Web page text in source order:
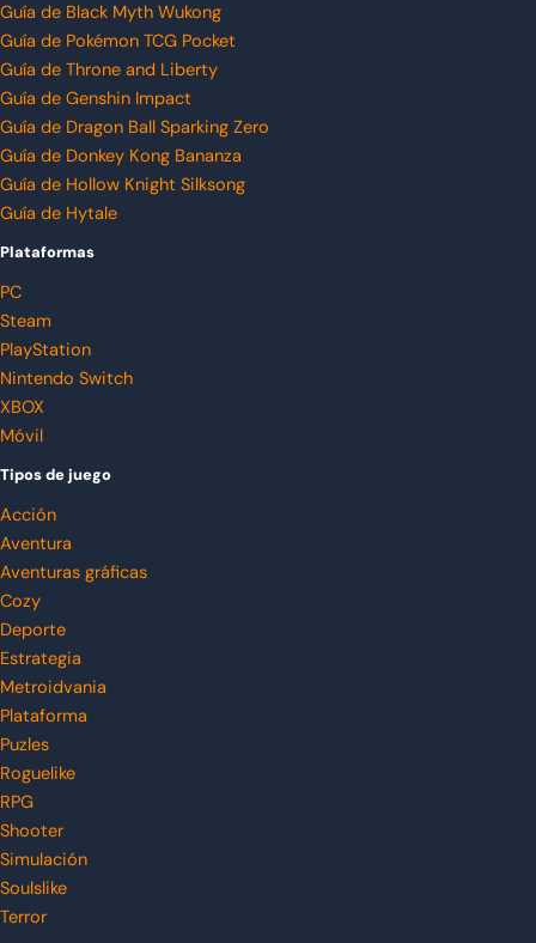
Guía de Black Myth Wukong
Guía de Pokémon TCG Pocket
Guía de Throne and Liberty
Guía de Genshin Impact
Guía de Dragon Ball Sparking Zero
Guía de Donkey Kong Bananza
Guía de Hollow Knight Silksong
Guía de Hytale
Plataformas
PC
Steam
PlayStation
Nintendo Switch
XBOX
Móvil
Tipos de juego
Acción
Aventura
Aventuras gráficas
Cozy
Deporte
Estrategia
Metroidvania
Plataforma
Puzles
Roguelike
RPG
Shooter
Simulación
Soulslike
Terror